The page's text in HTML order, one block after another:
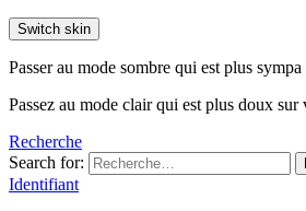
Switch skin
Passer au mode sombre qui est plus
Passez au mode clair qui est plus doux
Recherche
Search for:
Identifiant